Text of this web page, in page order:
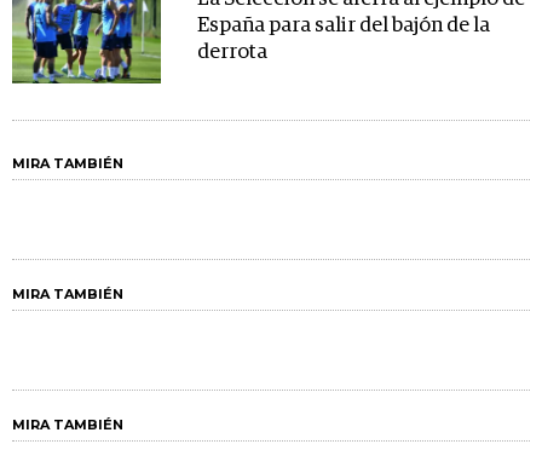
España para salir del bajón de la
derrota
MIRA TAMBIÉN
MIRA TAMBIÉN
MIRA TAMBIÉN